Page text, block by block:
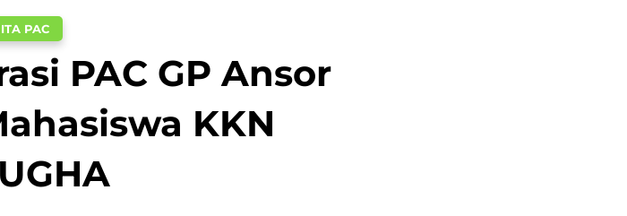
PAC
PAC GP Ansor
KKN